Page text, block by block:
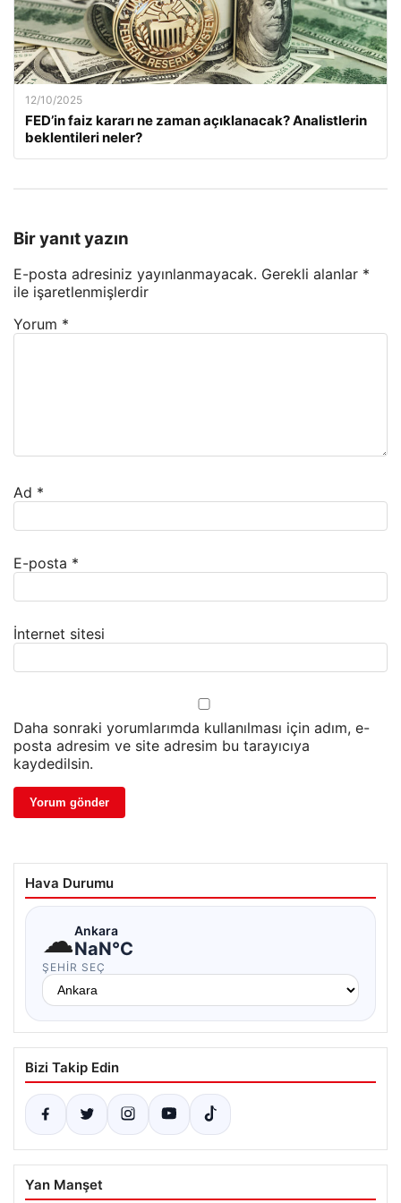
12/10/2025
FED’in faiz kararı ne zaman açıklanacak? Analistlerin
beklentileri neler?
Bir yanıt yazın
E-posta adresiniz yayınlanmayacak. Gerekli alanlar *
ile işaretlenmişlerdir
Yorum *
Ad *
E-posta *
İnternet sitesi
Daha sonraki yorumlarımda kullanılması için adım, e-
posta adresim ve site adresim bu tarayıcıya
kaydedilsin.
Hava Durumu
☁Ankara
NaN°C
ŞEHIR SEÇ
Bizi Takip Edin
Yan Manşet